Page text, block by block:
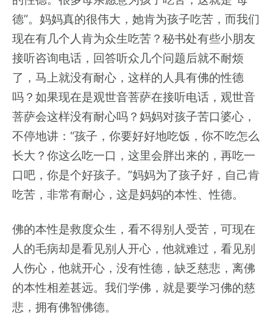
德”。妈妈真的很伟大，她肯为孩子吃苦，而我们
现在有几个人肯为众生吃苦？秘书处有些小朋友
接听咨询电话，回答听众几个问题后就不耐烦
了，马上就没有耐心，这样的人具有佛的性德
吗？如果现在是观世音菩萨在接听电话，观世音
菩萨会这样没有耐心吗？妈妈对孩子苦口婆心，
不停地讲：“孩子，你要好好地吃饭，你不吃怎么
长大？你这么吃一口，这里会胖出来的，再吃一
口吧，你是个好孩子。”妈妈为了孩子好，自己肯
吃苦，非常有耐心，这是妈妈的本性、性德。
佛的本性是救度众生，看不得别人受苦，可现在
人的毛病却是看见别人开心，他就难过，看见别
人伤心，他就开心，没有性德，缺乏慈悲，离佛
的本性相差甚远。我们学佛，就是要学习佛的慈
悲，拥有佛智佛德。